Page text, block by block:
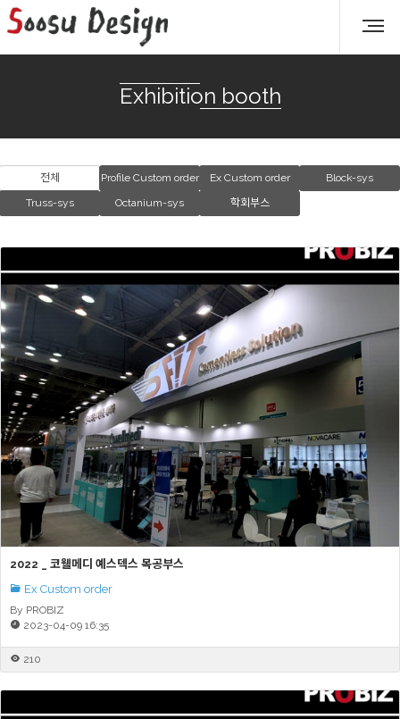
Exhibition booth
전체 Profile Custom order Ex Custom order
Block-sys
Truss-sys
Octanium-sys 학회부스
2022 _ 코웰메디 예스덱스 목공부스
Ex Custom order
By PROBIZ
2023-04-09 16:35
210